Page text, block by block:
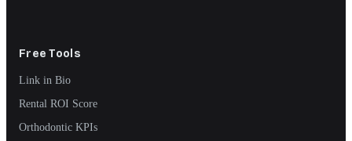
Free Tools
Link in Bio
Rental ROI Score
Orthodontic KPIs